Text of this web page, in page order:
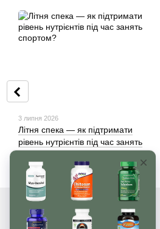
3 липня 2026
Літня спека — як підтримати
рівень нутрієнтів під час занять